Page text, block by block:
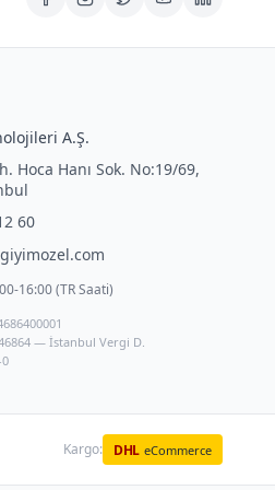
A.Ş.
Hoca Hanı Sok. No:19/69,
60
16:00 (TR Saati)
— İstanbul Vergi D.
Kargo: DHL eCommerce